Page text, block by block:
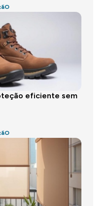
eficiente sem